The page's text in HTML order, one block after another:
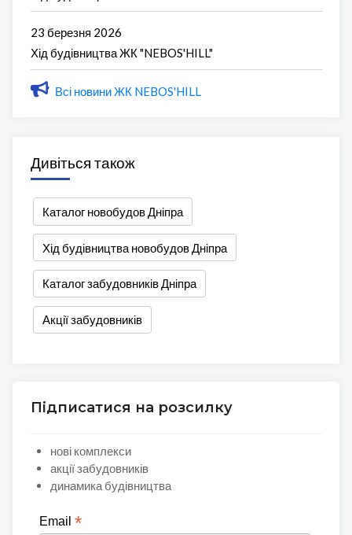
23 березня 2026
Хід будівництва ЖК "NEBOS'HILL"
Всі новини ЖК NEBOS'HILL
Дивіться також
Каталог новобудов Дніпра
Хід будівництва новобудов Дніпра
Каталог забудовників Дніпра
Акції забудовників
Підписатися на розсилку
нові комплекси
акції забудовників
динамика будівництва
Email *